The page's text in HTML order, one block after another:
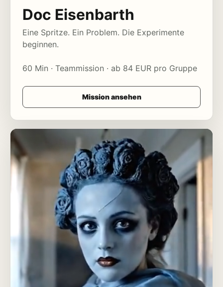
Doc Eisenbarth
Eine Spritze. Ein Problem. Die Experimente
beginnen.
60 Min · Teammission · ab 84 EUR pro Gruppe
Mission ansehen